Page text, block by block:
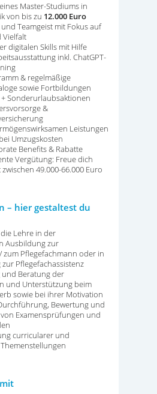
Master-Studiums in
von bis zu 12.000 Euro
Teamgeist mit Fokus auf
Vielfalt
digitalen Skills mit Hilfe
inkl. ChatGPT-
& regelmäßige
sowie Fortbildungen
Sonderurlaubsaktionen
&
Leistungen
Umzugskosten
Benefits & Rabatte
Vergütung: Freue dich
49.000-66.000 Euro
– hier gestaltest du
Lehre in der
Ausbildung zur
zum Pflegefachmann oder in
Pflegefachassistenz
und Beratungder
und Unterstützung beim
sowie bei ihrer Motivation
Bewertung und
Examensprüfungen und
curricularer und